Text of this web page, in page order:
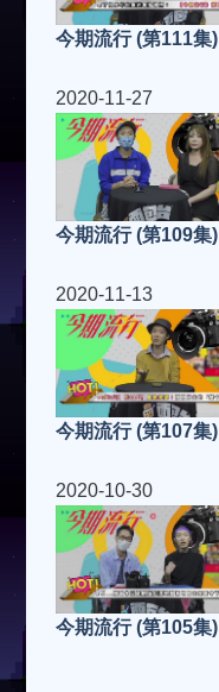
今期流行 (第111集)
2020-11-27
今期流行 (第109集)
2020-11-13
今期流行 (第107集)
2020-10-30
今期流行 (第105集)